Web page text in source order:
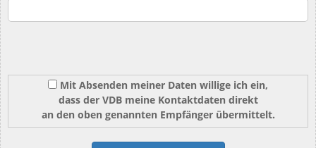
Mit Absenden meiner Daten willige ich ein,
dass der VDB meine Kontaktdaten direkt
an den oben genannten Empfänger übermittelt.